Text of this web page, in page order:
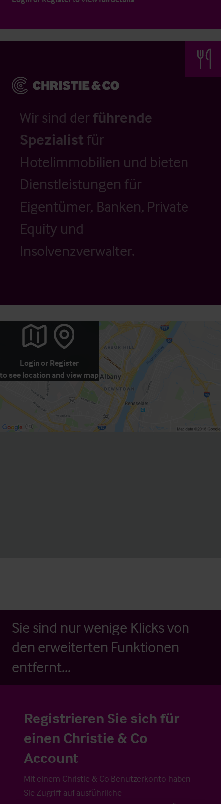
Wir sind der führende
Spezialistfür
Hotelimmobilien und bieten
Dienstleistungen für
Eigentümer, Banken, Private
Equity und
Insolvenzverwalter.
Login or Register
to see location and view map
Sie sind nur wenige Klicks von
den erweiterten Funktionen
entfernt...
Registrieren Sie sich für
einen Christie & Co
Account
Mit einem Christie & Co Benutzerkonto haben
Sie Zugriff auf ausführliche